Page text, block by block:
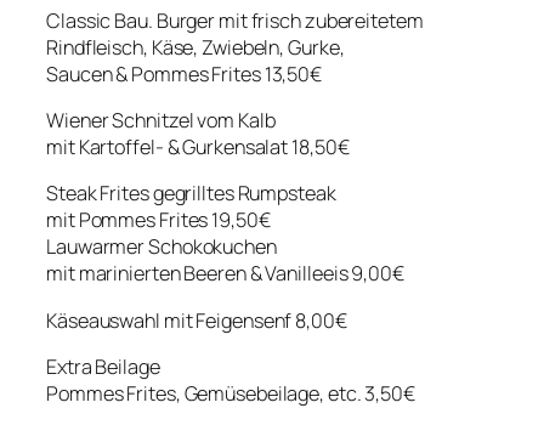
Classic Bau. Burger mit frisch zubereitetem
Rindfleisch, Käse, Zwiebeln, Gurke,
Saucen & Pommes Frites 13,50€
Wiener Schnitzel vom Kalb
mit Kartoffel- & Gurkensalat 18,50€
Steak Frites gegrilltes Rumpsteak
mit Pommes Frites 19,50€
Lauwarmer Schokokuchen
mit marinierten Beeren & Vanilleeis 9,00€
Käseauswahl mit Feigensenf 8,00€
Extra Beilage
Pommes Frites, Gemüsebeilage, etc. 3,50€